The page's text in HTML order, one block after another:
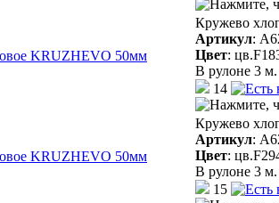
Кружево
Артикул:
Цвет:
В рулоне 3 м.
14
Кружево
Артикул:
Цвет:
В рулоне 3 м.
15